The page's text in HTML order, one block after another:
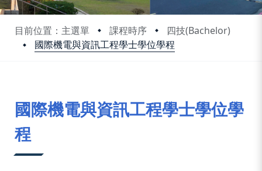
目前位置：主選單 課程時序
四技(Bachelor)
國際機電與資訊工程學士學位學程
國際機電與資訊工程學士學位學
程